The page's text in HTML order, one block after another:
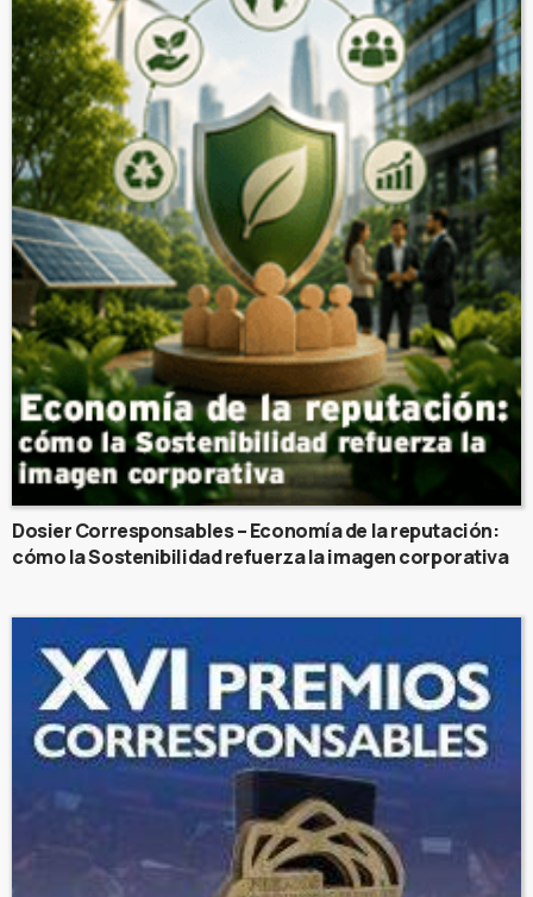
Dosier Corresponsables – Economía de la reputación:
cómo la Sostenibilidad refuerza la imagen corporativa